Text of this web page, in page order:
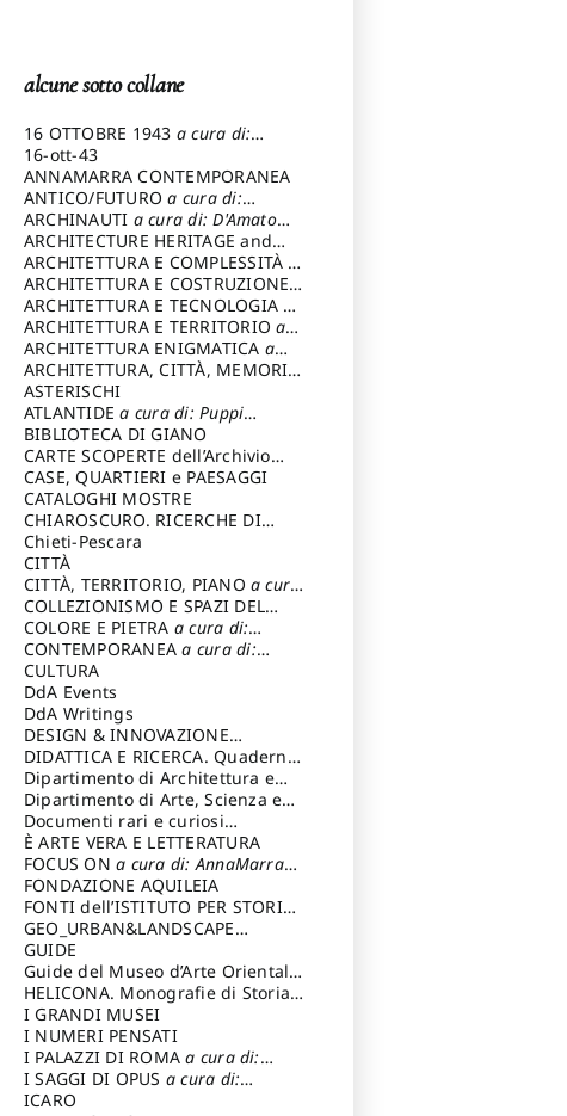
alcune sotto collane
16 OTTOBRE 1943 a cura di:
Pezzetti Marcello
16-ott-43
ANNAMARRA CONTEMPORANEA
ANTICO/FUTUROa cura di:
Varagnoli Claudio
ARCHINAUTI a cura di: D'Amato
Claudio
ARCHITECTURE HERITAGE and
DESIGN
ARCHITETTURA E COMPLESSITÀ a
cura di: Piva Antonio
ARCHITETTURA E COSTRUZIONEa
cura di: Poretti Sergio
ARCHITETTURA E TECNOLOGIA a
cura di: Carrara Gianfranco
ARCHITETTURA E TERRITORIOa
cura di: Pietrogrande Enrico
ARCHITETTURA ENIGMATICA a
cura di: Lenci Ruggero
ARCHITETTURA, CITTÀ, MEMORIA
a cura di: Valeriani Enrico
ASTERISCHI
ATLANTIDEa cura di: Puppi
Lionello
BIBLIOTECA DI GIANO
CARTE SCOPERTE dell’Archivio
Storico Capitolino
CASE, QUARTIERI e PAESAGGI
CATALOGHI MOSTRE
CHIAROSCURO. RICERCHE DI
STORIA E STORIA DELL'ARTE
cura di: Di Carpegna Falconieri
Tommaso
Chieti-Pescara
CITTÀ
CITTÀ, TERRITORIO, PIANO a cura
di: Imbesi Giuseppe
COLLEZIONISMO E SPAZI DEL
COLLEZIONISMO a cura di:
Magnani Lauro
COLORE E PIETRA a cura di:
Selvaggi Giuseppe
CONTEMPORANEAa cura di:
Gubinelli Luna
CULTURA
DdA Events
DdA Writings
DESIGN & INNOVAZIONE
TECNOLOGICAa cura di: Vallicelli
Andrea
DIDATTICA E RICERCA. Quaderni
della Scuola
Dipartimento di Architettura e
Analisi della Città Mediterranea
Dipartimento di Arte, Scienza e
Tecnica del Costuire
Documenti rari e curiosi
dall'Archivio Segreto
È ARTE VERA E LETTERATURA
FOCUS ONa cura di: AnnaMarra
Contemporanea
FONDAZIONE AQUILEIA
FONTI dell’ISTITUTO PER STORIA
DEL RISORGIMENTO
GEO_URBAN&LANDSCAPE
PLANNING (GULP)
Trusiani Elio
GUIDE
Guide del Museo d’Arte Orientale
“Giuseppe Tucci”
HELICONA. Monografie di Storia
dell'Artea cura di: Gallo Marco
I GRANDI MUSEI
I NUMERI PENSATI
I PALAZZI DI ROMAa cura di:
Ippoliti Alessandro
I SAGGI DI OPUS a cura di:
Scalesse Tommaso
ICARO